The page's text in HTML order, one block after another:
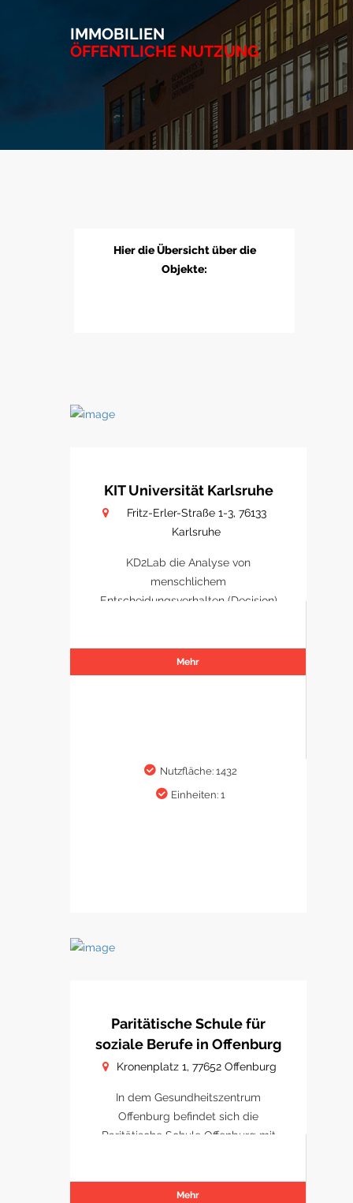
IMMOBILIEN
ÖFFENTLICHE NUTZUNG
Hier die Übersicht über die
Objekte:
KIT Universität Karlsruhe
Fritz-Erler-Straße 1-3, 76133
Karlsruhe
KD2Lab die Analyse von
menschlichem
Entscheidungsverhalten (Decision)
Mehr
Nutzfläche: 1432
Einheiten: 1
Paritätische Schule für
soziale Berufe in Offenburg
Kronenplatz 1, 77652 Offenburg
In dem Gesundheitszentrum
Offenburg befindet sich die
Paritätische Schule Offenburg mit
Mehr